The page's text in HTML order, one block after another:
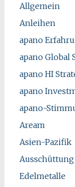
Allgemein
Anleihen
apano
apano Global
apano HI
apano
apano-
Aream
Asien-Pazifik
Ausschüttung
Edelmetalle